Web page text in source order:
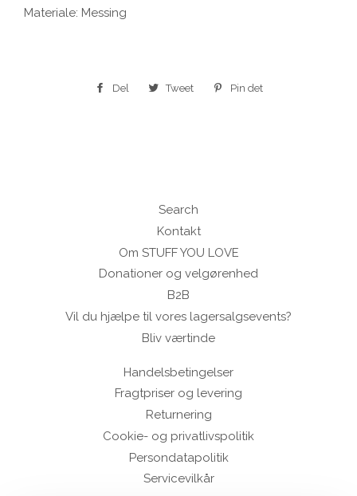
Materiale: Messing
Del
Del
Tweet
Tweet
Pin det
Search
Kontakt
Om STUFF YOU LOVE
Donationer og velgørenhed
B2B
Vil du hjælpe til vores lagersalgsevents?
Bliv værtinde
Handelsbetingelser
Fragtpriser og levering
Returnering
Cookie- og privatlivspolitik
Persondatapolitik
Servicevilkår